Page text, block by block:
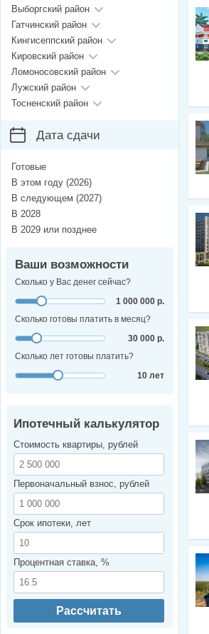
Выборгский район
Гатчинский район
Кингисеппский район
Кировский район
Ломоносовский район
Лужский район
Тосненский район
Дата сдачи
Готовые
В этом году (2026)
В следующем (2027)
В 2028
В 2029 или позднее
Ваши возможности
Сколько у Вас денег сейчас?
1 000 000 р.
Сколько готовы платить в месяц?
30 000 р.
Сколько лет готовы платить?
10 лет
Ипотечный калькулятор
Стоимость квартиры, рублей
Первоначальный взнос, рублей
Срок ипотеки, лет
Процентная ставка, %
Рассчитать